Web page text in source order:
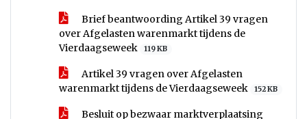
Brief beantwoording Artikel 39 vragen
over Afgelasten warenmarkt tijdens de
Vierdaagseweek
119 KB
Artikel 39 vragen over Afgelasten
warenmarkt tijdens de Vierdaagseweek
152 KB
Besluit op bezwaar marktverplaatsing